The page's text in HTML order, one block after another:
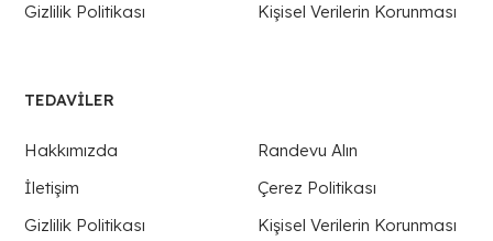
Gizlilik Politikası
Kişisel Verilerin Korunması
TEDAVILER
Hakkımızda
Randevu Alın
İletişim
Çerez Politikası
Gizlilik Politikası
Kişisel Verilerin Korunması